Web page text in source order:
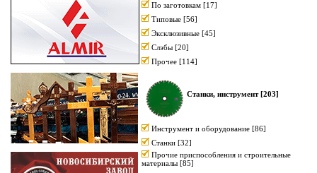
По заготовкам [17]
Типовые [56]
Эксклюзивные [45]
Слэбы [20]
Прочее [114]
Станки, инструмент [203]
Инструмент и оборудование [86]
Станки [32]
Прочие приспособления и строительные
материалы [85]